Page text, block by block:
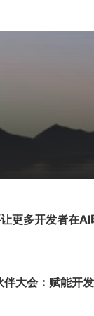
更多开发者在AI
大会：赋能开